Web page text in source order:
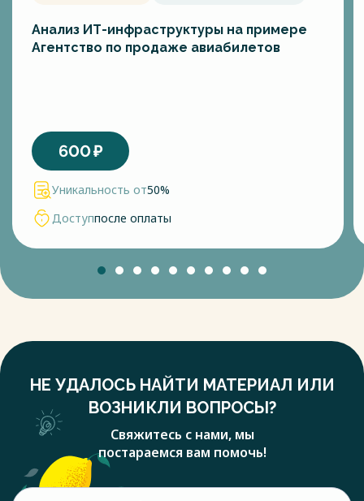
Анализ ИТ-инфраструктуры на примере
Агентство по продаже авиабилетов
600₽
Уникальность от50%
Доступпосле оплаты
НЕ УДАЛОСЬ НАЙТИ МАТЕРИАЛ ИЛИ
ВОЗНИКЛИ ВОПРОСЫ?
Свяжитесь с нами, мы
постараемся вам помочь!